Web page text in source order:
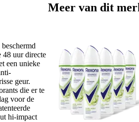
48 uur directe
een unieke
geur.
die er te
voor de
hi-impact
Meer van dit